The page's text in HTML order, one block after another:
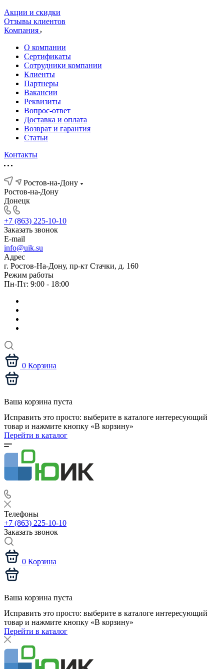
Акции и скидки
Отзывы клиентов
Компания
О компании
Сертификаты
Сотрудники компании
Клиенты
Партнеры
Вакансии
Реквизиты
Вопрос-ответ
Доставка и оплата
Возврат и гарантия
Статьи
Контакты
Ростов-на-Дону
Ростов-на-Дону
Донецк
+7 (863) 225-10-10
Заказать звонок
E-mail
info@uik.su
Адрес
г. Ростов-На-Дону, пр-кт Стачки, д. 160
Режим работы
Пн-Пт: 9:00 - 18:00
0 Корзина
Ваша корзина пуста
Исправить это просто: выберите в каталоге интересующий
товар и нажмите кнопку «В корзину»
Перейти в каталог
Телефоны
+7 (863) 225-10-10
Заказать звонок
0 Корзина
Ваша корзина пуста
Исправить это просто: выберите в каталоге интересующий
товар и нажмите кнопку «В корзину»
Перейти в каталог